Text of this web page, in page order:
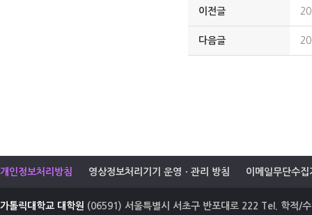
이전글
다음글
개인정보처리방침 영상정보처리기기 운영ㆍ관리 방침 이메일무단수집
가톨릭대학교 대학원 (06591) 서울특별시 서초구 반포대로 222 Tel. 학적/